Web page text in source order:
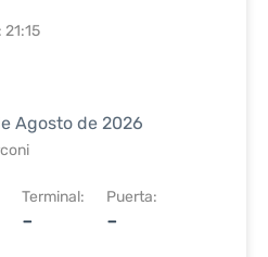
Agosto de 2026
Terminal:
-
Puerta:
-